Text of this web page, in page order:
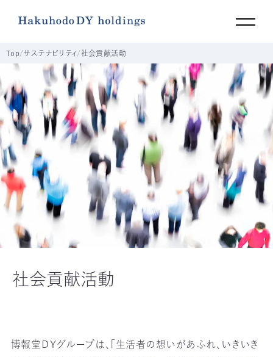
社会貢献活動
Top サステナビリティ 社会貢献活動
博報堂ＤＹグループは、「生活者の想いがあふれ、いきいき